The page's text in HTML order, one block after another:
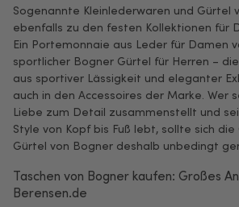
Sogenannte Kleinlederwaren und Gürtel
ebenfalls zu den festen Kollektionen für
Ein Portemonnaie aus Leder für Damen
sportlicher Bogner Gürtel für Herren –
aus sportiver Lässigkeit und eleganter
auch in den Accessoires der Marke. Wer
Liebe zum Detail zusammenstellt und
Style von Kopf bis Fuß lebt, sollte sich
Gürtel von Bogner deshalb unbedingt
Taschen von Bogner kaufen: Großes
Berensen.de